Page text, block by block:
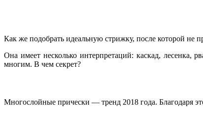
Как же подобрать идеальную стрижку, после которой не
Она имеет несколько интерпретаций: каскад,
многим. В чем секрет?
Многослойные прически — тренд 2018 года. Благодаря